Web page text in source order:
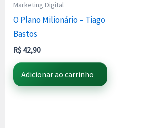
Marketing Digital
O Plano Milionário – Tiago
Bastos
R$ 42,90
Adicionar ao carrinho